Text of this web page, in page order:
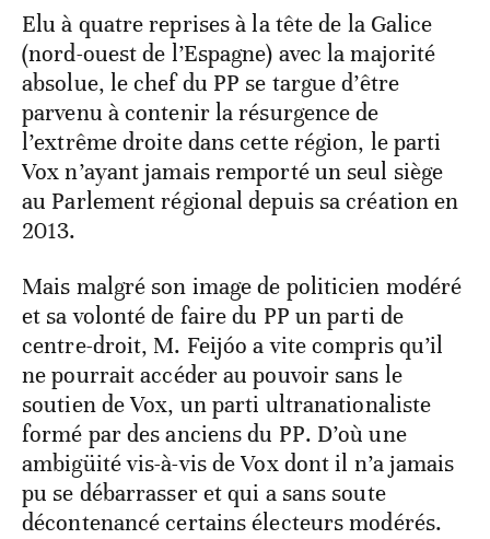
Elu à quatre reprises à la tête de la Galice
(nord-ouest de l’Espagne) avec la majorité
absolue, le chef du PP se targue d’être
parvenu à contenir la résurgence de
l’extrême droite dans cette région, le parti
Vox n’ayant jamais remporté un seul siège
au Parlement régional depuis sa création en
2013.
Mais malgré son image de politicien modéré
et sa volonté de faire du PP un parti de
centre-droit, M. Feijóo a vite compris qu’il
ne pourrait accéder au pouvoir sans le
soutien de Vox, un parti ultranationaliste
formé par des anciens du PP. D’où une
ambigüité vis-à-vis de Vox dont il n’a jamais
pu se débarrasser et qui a sans soute
décontenancé certains électeurs modérés.